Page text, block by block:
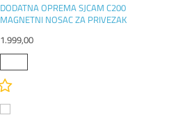
DODATNA OPREMA SJCAM C200
MAGNETNI NOSAC ZA PRIVEZAK
1.999,00